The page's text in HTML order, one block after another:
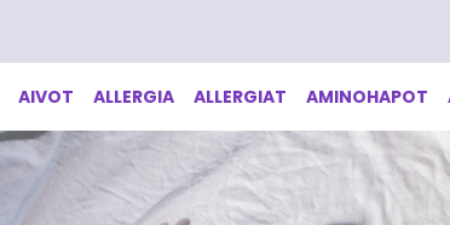
AIVOT ALLERGIA ALLERGIAT AMINOHAPOT